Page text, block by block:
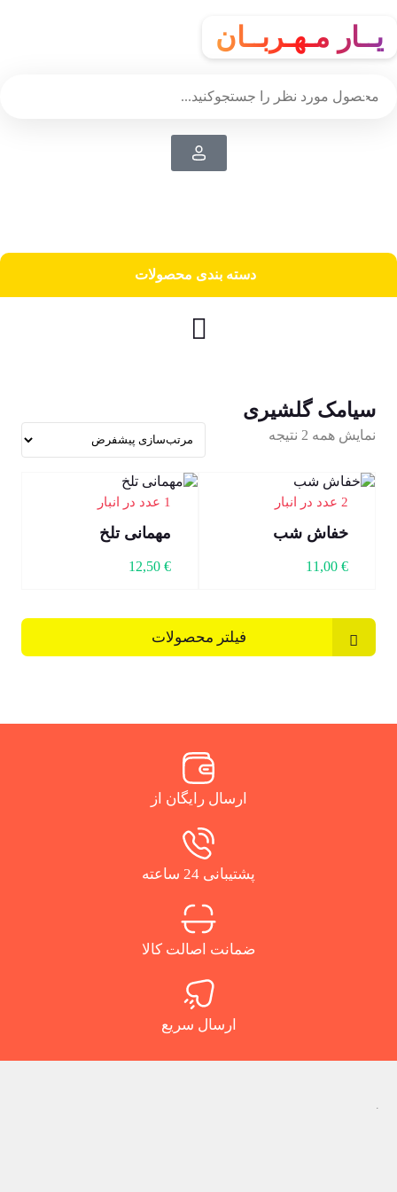
یــار مـهـربــان
دسته‌ بندی محصولات
سیامک گلشیری
نمایش همه 2 نتیجه
2 عدد در انبار
خفاش شب
11,00 €
1 عدد در انبار
مهمانی تلخ
12,50€
فیلتر محصولات
ارسال رایگان از
پشتیبانی 24 ساعته
ضمانت اصالت کالا
ارسال سریع
.